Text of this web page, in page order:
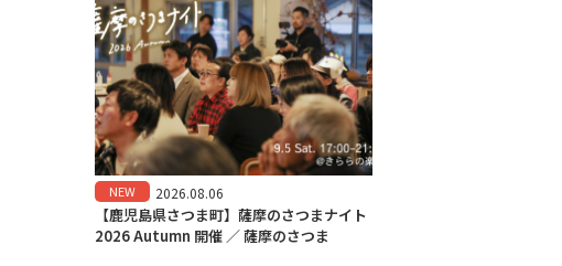
NEW 2026.08.06
【鹿児島県さつま町】薩摩のさつまナイト
2026 Autumn 開催 ／ 薩摩のさつま